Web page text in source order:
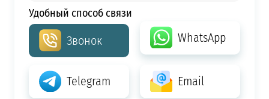
Удобный способ связи
Звонок WhatsApp
Telegram Email